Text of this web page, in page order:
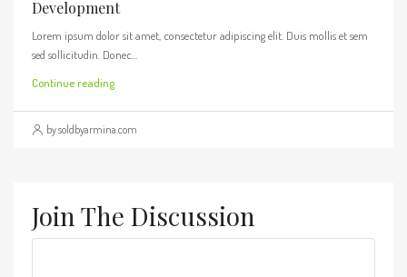
Development
Lorem ipsum dolor sit amet, consectetur adipiscing elit. Duis mollis et sem
sed sollicitudin. Donec...
Continue reading
by soldbyarmina.com
Join The Discussion